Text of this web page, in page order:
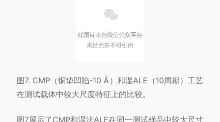
图7. CMP（铜垫凹陷-10 Å）和湿ALE（10周期）工艺
在测试载体中较大尺度特征上的比较。
图7展示了CMP和湿法ALE在同一测试样品中较大尺寸